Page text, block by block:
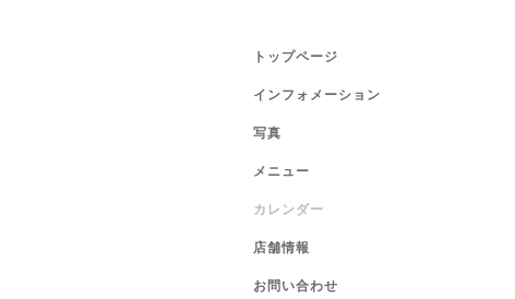
トップページ
インフォメーション
写真
メニュー
カレンダー
店舗情報
お問い合わせ